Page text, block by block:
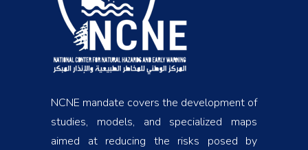
NCNE mandate covers the development of
studies, models, and specialized maps
aimed at reducing the risks posed by